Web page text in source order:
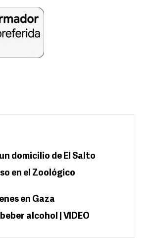
domicilio de El Salto
en el Zoológico
en Gaza
alcohol | VIDEO